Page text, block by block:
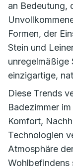
an Bedeutung,
Formen, der
Stein und
unregelmäßige
einzigartige,
Diese Trends
Badezimmer
Komfort,
Technologien
Atmosphäre
Wohlbefindens